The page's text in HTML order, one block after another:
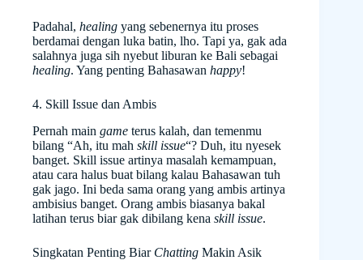
Padahal, healing yang sebenernya itu proses
berdamai dengan luka batin, lho. Tapi ya, gak ada
salahnya juga sih nyebut liburan ke Bali sebagai
healing. Yang penting Bahasawan happy!
4. Skill Issue dan Ambis
Pernah main game terus kalah, dan temenmu
bilang “Ah, itu mah skill issue“? Duh, itu nyesek
banget. Skill issue artinya masalah kemampuan,
atau cara halus buat bilang kalau Bahasawan tuh
gak jago. Ini beda sama orang yang ambis artinya
ambisius banget. Orang ambis biasanya bakal
latihan terus biar gak dibilang kena skill issue.
Singkatan Penting Biar Chatting Makin Asik